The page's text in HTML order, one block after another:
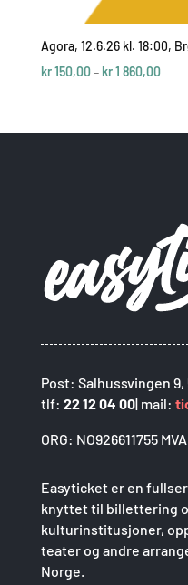
Agora, 12.6.26 kl. 18:00,
kr150,00– kr1 860,00Price
Post: Salhussvingen 9,
tlf: 22 12 04 00| mail:
ORG: NO926611755 MVA
Easyticket er en
knyttet til billettering
kulturinstitusjoner,
teater og andre
Norge.